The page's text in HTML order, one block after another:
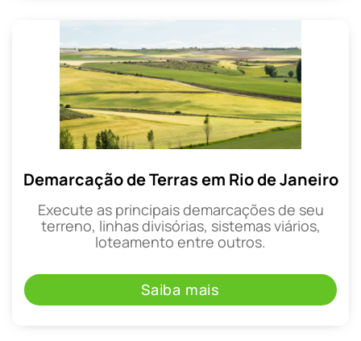
Demarcação de Terras em Rio de Janeiro
Execute as principais demarcações de seu
terreno, linhas divisórias, sistemas viários,
loteamento entre outros.
Saiba mais